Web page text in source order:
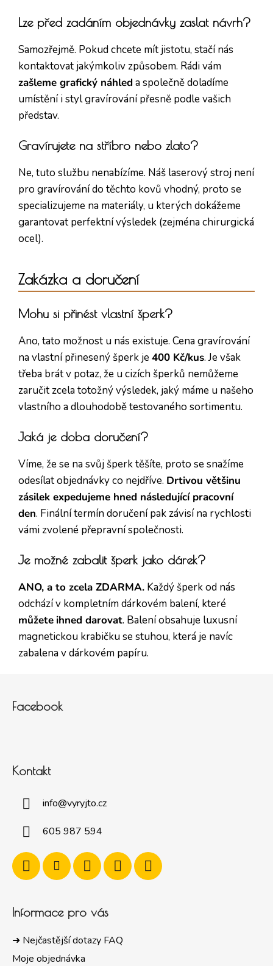
Lze před zadáním objednávky zaslat návrh?
Samozřejmě. Pokud chcete mít jistotu, stačí nás
kontaktovat jakýmkoliv způsobem. Rádi vám
zašleme grafický náhleda společně doladíme
umístění i styl gravírování přesně podle vašich
představ.
Gravírujete na stříbro nebo zlato?
Ne, tuto službu nenabízíme. Náš laserový stroj není
pro gravírování do těchto kovů vhodný, proto se
specializujeme na materiály, u kterých dokážeme
garantovat perfektní výsledek (zejména chirurgická
ocel).
Zakázka a doručení
Mohu si přinést vlastní šperk?
Ano, tato možnost u nás existuje. Cena gravírování
na vlastní přinesený šperk je400 Kč/kus. Je však
třeba brát v potaz, že u cizích šperků nemůžeme
zaručit zcela totožný výsledek, jaký máme u našeho
vlastního a dlouhodobě testovaného sortimentu.
Jaká je doba doručení?
Víme, že se na svůj šperk těšíte, proto se snažíme
odesílat objednávky co nejdříve. Drtivou většinu
zásilek expedujeme hned následující pracovní
den. Finální termín doručení pak závisí na rychlosti
vámi zvolené přepravní společnosti.
Je možné zabalit šperk jako dárek?
ANO, a to zcela ZDARMA. Každý šperk od nás
odchází v kompletním dárkovém balení, které
můžete ihned darovat. Balení obsahuje luxusní
magnetickou krabičku se stuhou, která je navíc
zabalena v dárkovém papíru.
Facebook
Kontakt
info@vyryjto.cz
605 987 594
Informace pro vás
➜ Nejčastější dotazy FAQ
Moje objednávka